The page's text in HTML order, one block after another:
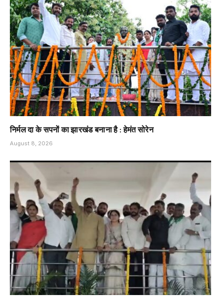
निर्मल दा के सपनों का झारखंड बनाना है : हेमंत सोरेन
August 8, 2026